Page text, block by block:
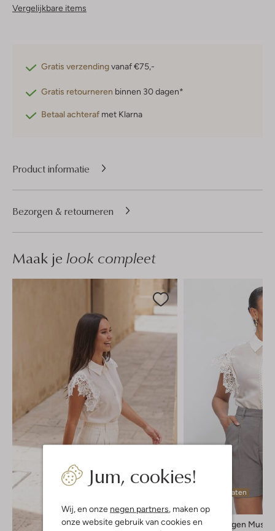
Jum, cookies!
Wij, en onze negen partners , maken op
onze website gebruik van cookies en
Vergelijkbare items
Gratis verzendingvanaf €75,-
Gratis retourneren binnen 30 dagen*
Betaal achteraf met Klarna
Product informatie
Bezorgen & retourneren
Maak je look compleet
Laatste maten
-20%
Copenhagen Muse